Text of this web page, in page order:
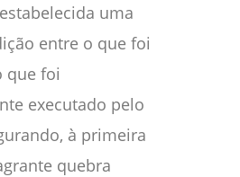
uma
entre o que foi
que foi
executado pelo
à primeira
quebra